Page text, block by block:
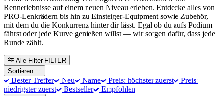
Rennerlebnisse auf einem neuen Niveau erleben. Entdecke alles von
PRO-Lenkrädern bis hin zu Einsteiger-Equipment sowie Zubehör,
mit dem du die Konkurrenz hinter dir lässt. Egal ob du aufs Podium
fährst oder jede Kurve genießen willst — wir sorgen dafür, dass jede
Runde zählt.
Alle Filter FILTER
Sortieren
Bester Treffer Neu Name Preis: höchster zuerst
Preis:
niedrigster zuerst
Bestseller Empfohlen